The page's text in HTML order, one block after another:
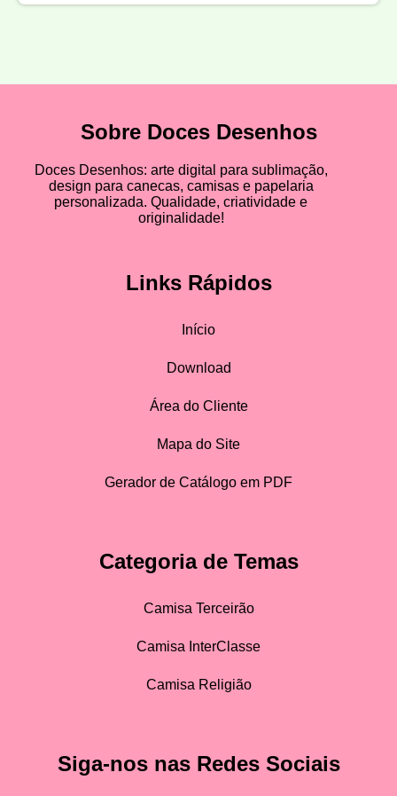
Sobre Doces Desenhos
Doces Desenhos: arte digital para sublimação,
design para canecas, camisas e papelaria
personalizada. Qualidade, criatividade e
originalidade!
Links Rápidos
Início
Download
Área do Cliente
Mapa do Site
Gerador de Catálogo em PDF
Categoria de Temas
Camisa Terceirão
Camisa InterClasse
Camisa Religião
Siga-nos nas Redes Sociais